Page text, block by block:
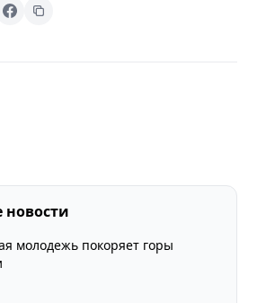
новости
молодежь покоряет горы